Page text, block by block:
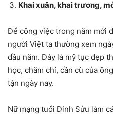
Khai xuân, khai trương,
Để công việc trong năm mới
người Việt ta thường xem
đầu năm. Đây là mỹ tục đẹp
học, chăm chỉ, cần cù của
tận ngày nay.
Nữ mạng tuổi Đinh Sửu làm